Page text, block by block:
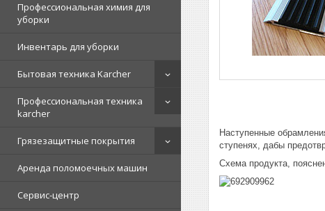
Профессиональная химия для
уборки
Инвентарь для уборки
Бытовая техника Karcher
Профессиональная техника
karcher
Грязезащитные покрытия
Аренда поломоечных машин
Сервис-центр
Наступенные
ступенях, дабы
Схема продукта,